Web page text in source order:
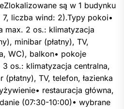
są w 1 budynku
liczba wind: 2).Typy pokoi•
max. 2 os.: klimatyzacja
minibar (płatny), TV,
WC), balkon• pokoje
os.: klimatyzacja centralna,
(płatny), TV, telefon, łazienka
restauracja główna,
(07:30-10:00)• wybrane